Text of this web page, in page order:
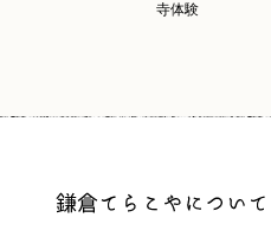
寺体験